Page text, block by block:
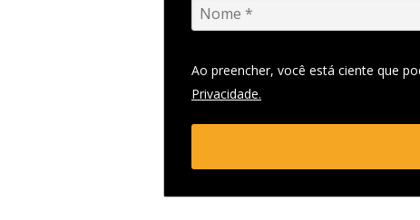
Ao preencher, você está ciente que
Privacidade.